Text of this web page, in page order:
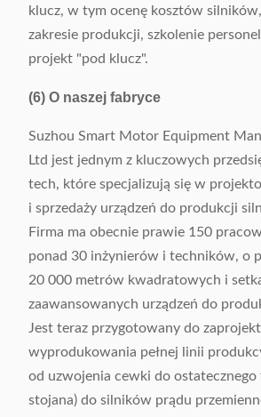
klucz, w tym ocenę kosztów
zakresie produkcji, szkolenie
projekt "pod klucz".
(6) O naszej fabryce
Suzhou Smart Motor Equipment
Ltd jest jednym z kluczowych
tech, które specjalizują się w
i sprzedaży urządzeń do produkcji
Firma ma obecnie prawie 150
ponad 30 inżynierów i techników, o
20 000 metrów kwadratowych i
zaawansowanych urządzeń do
Jest teraz przygotowany do
wyprodukowania pełnej linii
od uzwojenia cewki do
stojana) do silników prądu